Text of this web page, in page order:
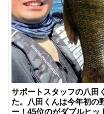
サポートスタッフの八田
た。八田くんは今年初の
ー！45位のがダブルヒッ